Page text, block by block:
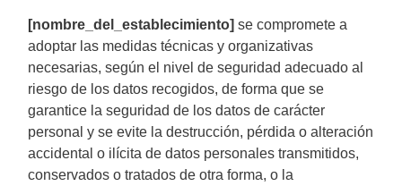
[nombre_del_establecimiento] se compromete a
adoptar las medidas técnicas y organizativas
necesarias, según el nivel de seguridad adecuado al
riesgo de los datos recogidos, de forma que se
garantice la seguridad de los datos de carácter
personal y se evite la destrucción, pérdida o alteración
accidental o ilícita de datos personales transmitidos,
conservados o tratados de otra forma, o la